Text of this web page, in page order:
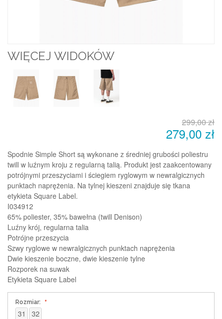
WIĘCEJ WIDOKÓW
299,00 zł
279,00 zł
Spodnie Simple Short są wykonane z średniej grubości poliestru
twill w luźnym kroju z regularną talią. Produkt jest zaakcentowany
potrójnymi przeszyciami i ściegiem ryglowym w newralgicznych
punktach naprężenia. Na tylnej kieszeni znajduje się tkana
etykieta Square Label.
I034912
65% poliester, 35% bawełna (twill Denison)
Luźny krój, regularna talia
Potrójne przeszycia
Szwy ryglowe w newralgicznych punktach naprężenia
Dwie kieszenie boczne, dwie kieszenie tylne
Rozporek na suwak
Etykieta Square Label
Rozmiar:
31 32